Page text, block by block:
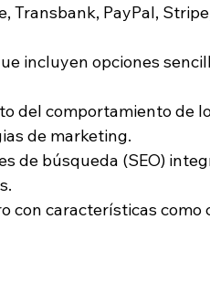
Transbank, PayPal,
incluyen opciones
del comportamiento de
de marketing.
de búsqueda (SEO)
con características como